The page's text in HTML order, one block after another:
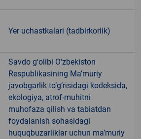
Yer uchastkalari (tadbirkorlik)
Savdo g‘olibi O‘zbekiston
Respublikasining Ma’muriy
javobgarlik to‘g‘risidagi kodeksida,
ekologiya, atrof-muhitni
muhofaza qilish va tabiatdan
foydalanish sohasidagi
huquqbuzarliklar uchun ma’muriy